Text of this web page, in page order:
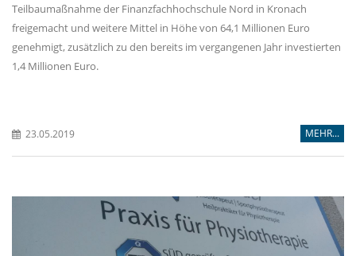
Teilbaumaßnahme der Finanzfachhochschule Nord in Kronach
freigemacht und weitere Mittel in Höhe von 64,1 Millionen Euro
genehmigt, zusätzlich zu den bereits im vergangenen Jahr investierten
1,4 Millionen Euro.
23.05.2019 MEHR...